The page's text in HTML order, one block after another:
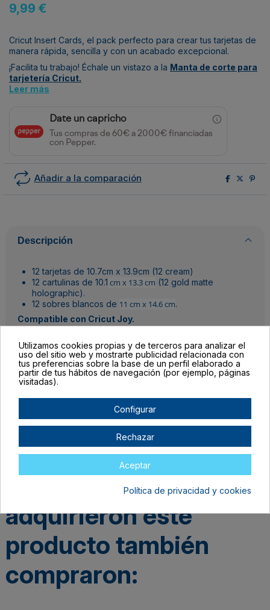
9,99 €
Cricut Insert Cards, el pack perfecto para crear tus tarjetas de
manera rápida, sencilla y con un acabado excepcional.
¡Facilita tu trabajo! Échale un vistazo a la Manta de corte para
tarjetería Cricut.
Leer más
Date un capricho
Tus compras de 60€ a 2000€ financiadas
con Pepper.
Añadir a la comparación
Descripción
12 tarjetas de 10.7cm x 13.9cm (12 cream)
12 cartulinas de 10.1 cm x 13.3 cm (12 gold matte
holographic).
12 sobres blancos de 11 cm x 14.6 cm.
Compatible con Cricut Joy.
Detalles del producto
Los clientes que
adquirieron este
producto también
compraron:
Utilizamos cookies propias y de terceros para analizar el
uso del sitio web y mostrarte publicidad relacionada con
tus preferencias sobre la base de un perfil elaborado a
partir de tus hábitos de navegación (por ejemplo, páginas
visitadas).
Configurar
Rechazar
Aceptar
Política de privacidad y cookies